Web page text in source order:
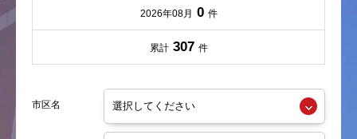
2026年08月 0 件
累計 307 件
市区名